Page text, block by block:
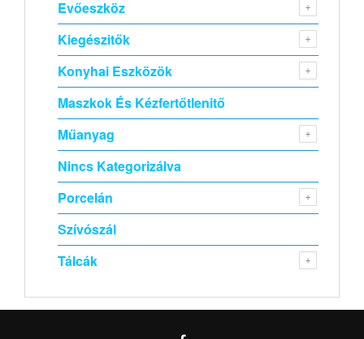
Evőeszköz
Kiegészitők
Konyhai Eszközök
Maszkok És Kézfertőtlenitő
Műanyag
Nincs Kategorizálva
Porcelán
Szívószál
Tálcák